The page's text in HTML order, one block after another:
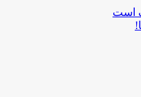
است